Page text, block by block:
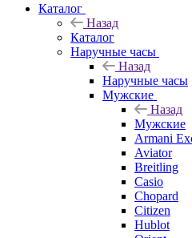
Каталог
Назад
Каталог
Наручные часы
Назад
Наручные часы
Мужские
Назад
Мужские
Armani
Aviator
Breitling
Casio
Chopard
Citizen
Hublot